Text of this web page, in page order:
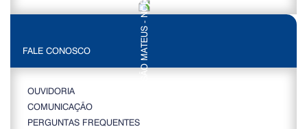
FALE CONOSCO
OUVIDORIA
COMUNICAÇÃO
PERGUNTAS FREQUENTES